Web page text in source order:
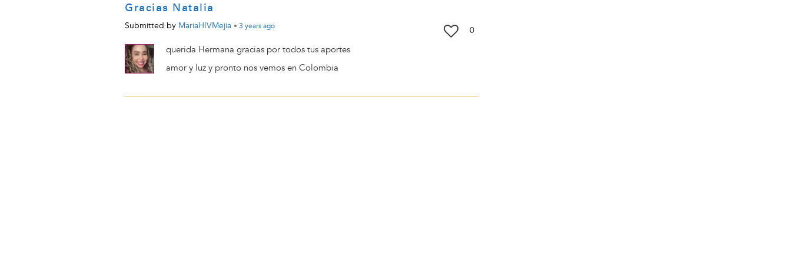
Gracias Natalia
Submitted by MariaHIVMejia • 3 years ago 0
querida Hermana gracias por todos tus aportes
amor y luz y pronto nos vemos en Colombia